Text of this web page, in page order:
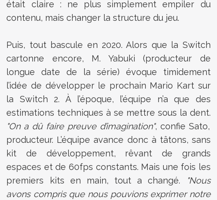
était claire : ne plus simplement empiler du
contenu, mais changer la structure du jeu.
Puis, tout bascule en 2020. Alors que la Switch
cartonne encore, M. Yabuki (producteur de
longue date de la série) évoque timidement
l’idée de développer le prochain Mario Kart sur
la Switch 2. À l’époque, l’équipe n’a que des
estimations techniques à se mettre sous la dent.
"On a dû faire preuve d’imagination", confie Sato,
producteur. L’équipe avance donc à tâtons, sans
kit de développement, rêvant de grands
espaces et de 60fps constants. Mais une fois les
premiers kits en main, tout a changé.
"Nous
avons compris que nous pouvions exprimer notre